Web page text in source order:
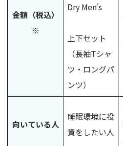
金額（税込）
※
Dry Men's
上下セット
（長袖Tシャ
ツ・ロングパ
ンツ）
向いている人
睡眠環境に投
資をしたい人